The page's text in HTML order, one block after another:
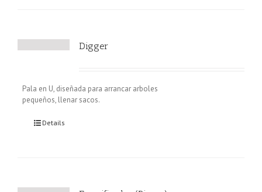
Digger
Pala en U, diseñada para arrancar arboles
pequeños, llenar sacos.
Details